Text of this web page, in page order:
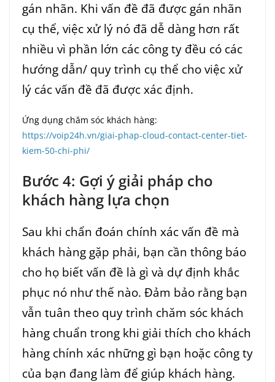
gán nhãn. Khi vấn đề đã được gán nhãn
cụ thể, việc xử lý nó đã dễ dàng hơn rất
nhiều vì phần lớn các công ty đều có các
hướng dẫn/ quy trình cụ thể cho việc xử
lý các vấn đề đã được xác định.
Ứng dụng chăm sóc khách hàng:
https://voip24h.vn/giai-phap-cloud-contact-center-tiet-
kiem-50-chi-phi/
Bước 4: Gợi ý giải pháp cho
khách hàng lựa chọn
Sau khi chẩn đoán chính xác vấn đề mà
khách hàng gặp phải, bạn cần thông báo
cho họ biết vấn đề là gì và dự định khắc
phục nó như thế nào. Đảm bảo rằng bạn
vẫn tuân theo quy trình chăm sóc khách
hàng chuẩn trong khi giải thích cho khách
hàng chính xác những gì bạn hoặc công ty
của bạn đang làm để giúp khách hàng.